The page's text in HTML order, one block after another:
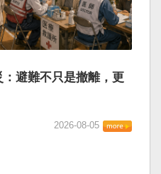
避難不只是撤離，更
2026-08-05